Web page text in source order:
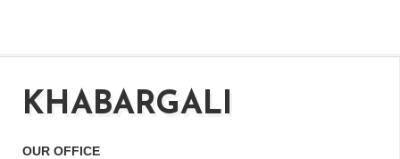
KHABARGALI
OUR OFFICE